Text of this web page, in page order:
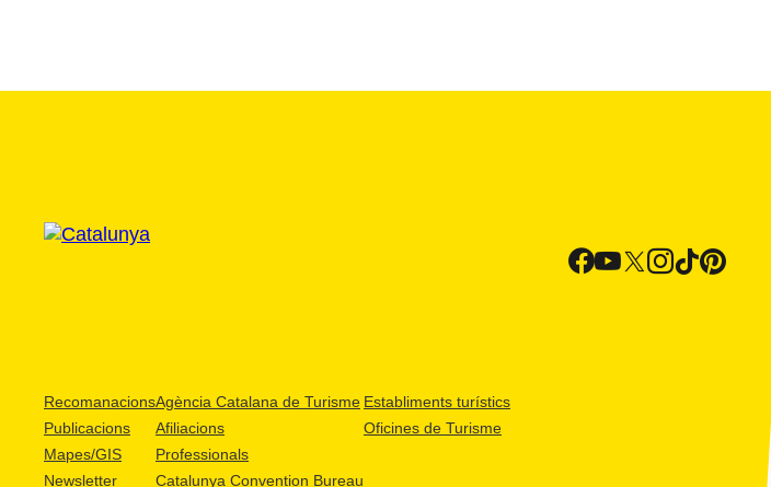
Recomanacions
Publicacions
Mapes/GIS
Newsletter
Agència Catalana de Turisme
Afiliacions
Professionals
Catalunya Convention Bureau
Establiments turístics
Oficines de Turisme